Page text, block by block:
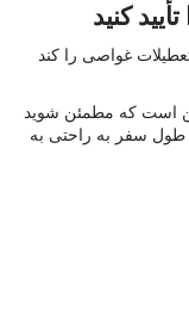
کنید
غواصی را کند
است که مطمئن شوید
طول سفر به راحتی به